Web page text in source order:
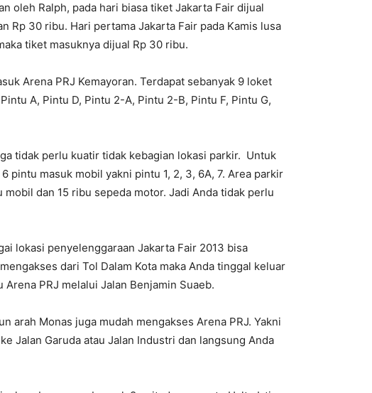
oleh Ralph, pada hari biasa tiket Jakarta Fair dijual
Rp 30 ribu. Hari pertama Jakarta Fair pada Kamis lusa
tiket masuknya dijual Rp 30 ribu.
Arena PRJ Kemayoran. Terdapat sebanyak 9 loket
A, Pintu D, Pintu 2-A, Pintu 2-B, Pintu F, Pintu G,
tidak perlu kuatir tidak kebagian lokasi parkir. Untuk
pintu masuk mobil yakni pintu 1, 2, 3, 6A, 7. Area parkir
dan 15 ribu sepeda motor. Jadi Anda tidak perlu
lokasi penyelenggaraan Jakarta Fair 2013 bisa
dari Tol Dalam Kota maka Anda tinggal keluar
PRJ melalui Jalan Benjamin Suaeb.
arah Monas juga mudah mengakses Arena PRJ. Yakni
Jalan Garuda atau Jalan Industri dan langsung Anda